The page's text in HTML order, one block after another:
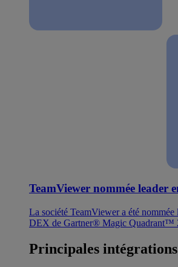
TeamViewer nommée leader
La société TeamViewer a été nommée
DEX de Gartner® Magic Quadrant™
Principales intégrations